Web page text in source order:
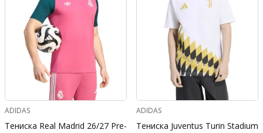
ADIDAS
Тениска Real Madrid 26/27 Pre-
ADIDAS
Тениска Juventus Turin Stadium